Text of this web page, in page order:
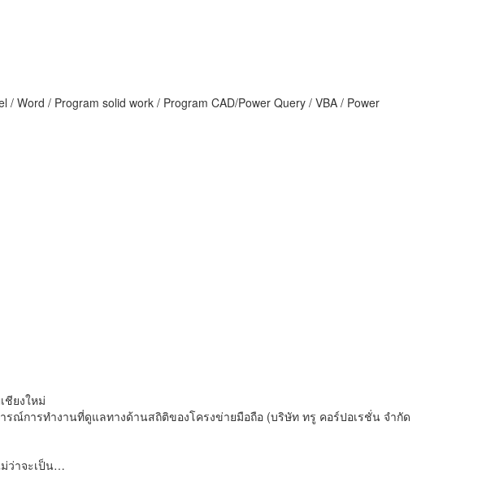
Word / Program solid work / Program CAD/Power Query / VBA / Power
ยงใหม่
รณ์การทำงานที่ดูแลทางด้านสถิติของโครงข่ายมือถือ (บริษัท ทรู คอร์ปอเรชั่น จำกัด
ม่ว่าจะเป็น…